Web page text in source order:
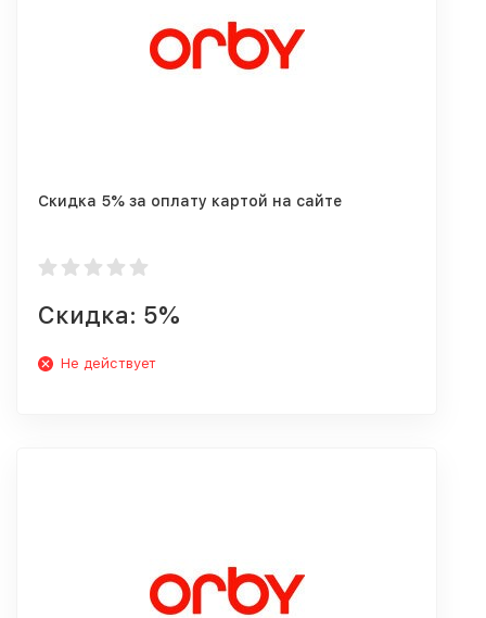
Скидка 5% за оплату картой на сайте
Скидка: 5%
Не действует